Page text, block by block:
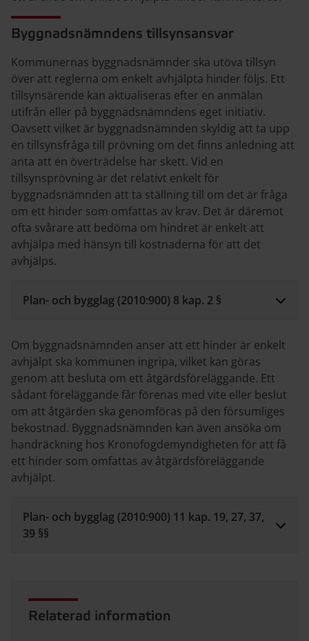
Byggnadsnämndens tillsynsansvar
Kommunernas byggnadsnämnder ska utöva tillsyn
över att reglerna om enkelt avhjälpta hinder följs. Ett
tillsynsärende kan aktualiseras efter en anmälan
utifrån eller på byggnadsnämndens eget initiativ.
Oavsett vilket är byggnadsnämnden skyldig att ta upp
en tillsynsfråga till prövning om det finns anledning att
anta att en överträdelse har skett. Vid en
tillsynsprövning är det relativt enkelt för
byggnadsnämnden att ta ställning till om det är fråga
om ett hinder som omfattas av krav. Det är däremot
ofta svårare att bedöma om hindret är enkelt att
avhjälpa med hänsyn till kostnaderna för att det
avhjälps.
Plan- och bygglag (2010:900) 8 kap. 2 §
Om byggnadsnämnden anser att ett hinder är enkelt
avhjälpt ska kommunen ingripa, vilket kan göras
genom att besluta om ett åtgärdsföreläggande. Ett
sådant föreläggande får förenas med vite eller beslut
om att åtgärden ska genomföras på den försumliges
bekostnad. Byggnadsnämnden kan även ansöka om
handräckning hos Kronofogdemyndigheten för att få
ett hinder som omfattas av åtgärdsföreläggande
avhjälpt.
Plan- och bygglag (2010:900) 11 kap. 19, 27, 37,
39 §§
Relaterad information